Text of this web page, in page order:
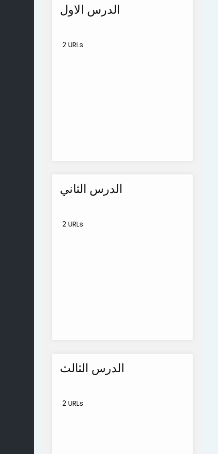
الدرس الاول
2 URLs
الدرس الثاني
2 URLs
الدرس الثالث
2 URLs